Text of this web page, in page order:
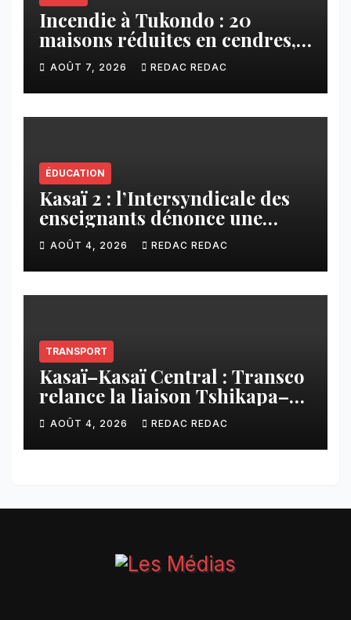
Incendie à Tukondo : 20
maisons réduites en cendres,
plusieurs familles sans abri
AOÛT 7, 2026 REDAC REDAC
ÉDUCATION
Kasaï 2 : l’Intersyndicale des
enseignants dénonce une
contribution financière
imposée aux écoles de la
CNCA
AOÛT 4, 2026 REDAC REDAC
TRANSPORT
Kasaï–Kasaï Central : Transco
relance la liaison Tshikapa–
Tshiamu pour faciliter les
échanges
AOÛT 4, 2026 REDAC REDAC